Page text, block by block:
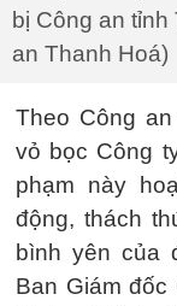
bị Công an
an Thanh Hoá)
Theo Công
vỏ bọc Công
phạm này
động, thách
bình yên của
Ban Giám